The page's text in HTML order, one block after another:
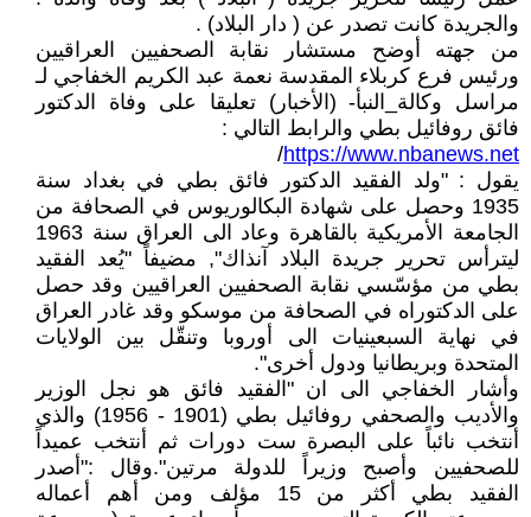
والجريدة كانت تصدر عن ( دار البلاد) .
من جهته أوضح مستشار نقابة الصحفيين العراقيين
ورئيس فرع كربلاء المقدسة نعمة عبد الكريم الخفاجي لـ
مراسل وكالة_النبأ- (الأخبار) تعليقا على وفاة الدكتور
فائق روفائيل بطي والرابط التالي :
https://www.nbanews.net
/
يقول : "ولد الفقيد الدكتور فائق بطي في بغداد سنة
1935 وحصل على شهادة البكالوريوس في الصحافة من
الجامعة الأمريكية بالقاهرة وعاد الى العراق سنة 1963
ليترأس تحرير جريدة البلاد آنذاك", مضيفاً "يُعد الفقيد
بطي من مؤسّسي نقابة الصحفيين العراقيين وقد حصل
على الدكتوراه في الصحافة من موسكو وقد غادر العراق
في نهاية السبعينيات الى أوروبا وتنقّل بين الولايات
المتحدة وبريطانيا ودول أخرى".
وأشار الخفاجي الى ان "الفقيد فائق هو نجل الوزير
والأديب والصحفي روفائيل بطي (1901 - 1956) والذي
أنتخب نائباً على البصرة ست دورات ثم أنتخب عميداً
للصحفيين وأصبح وزيراً للدولة مرتين".وقال :"أصدر
الفقيد بطي أكثر من 15 مؤلف ومن أهم أعماله